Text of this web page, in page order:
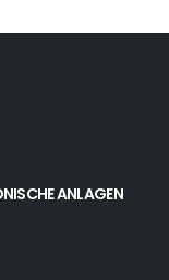
ANLAGEN